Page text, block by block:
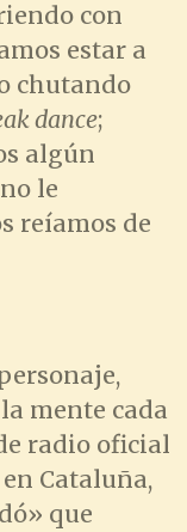
con
estar a
chutando
dance;
algún
le
reíamos de
mente cada
radio oficial
Cataluña,
que